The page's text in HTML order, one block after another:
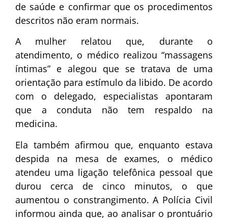
de saúde e confirmar que os procedimentos
descritos não eram normais.
A mulher relatou que, durante o
atendimento, o médico realizou “massagens
íntimas” e alegou que se tratava de uma
orientação para estímulo da libido. De acordo
com o delegado, especialistas apontaram
que a conduta não tem respaldo na
medicina.
Ela também afirmou que, enquanto estava
despida na mesa de exames, o médico
atendeu uma ligação telefônica pessoal que
durou cerca de cinco minutos, o que
aumentou o constrangimento. A Polícia Civil
informou ainda que, ao analisar o prontuário